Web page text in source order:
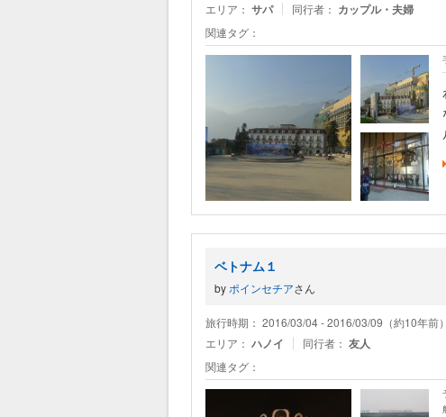
エリア： サパ 同行者： カップル・夫婦
関連タグ：
ベトナム１
by ポインセチアさん
旅行時期： 2016/03/04 - 2016/03/09（約10年前）
エリア： ハノイ 同行者： 友人
関連タグ：